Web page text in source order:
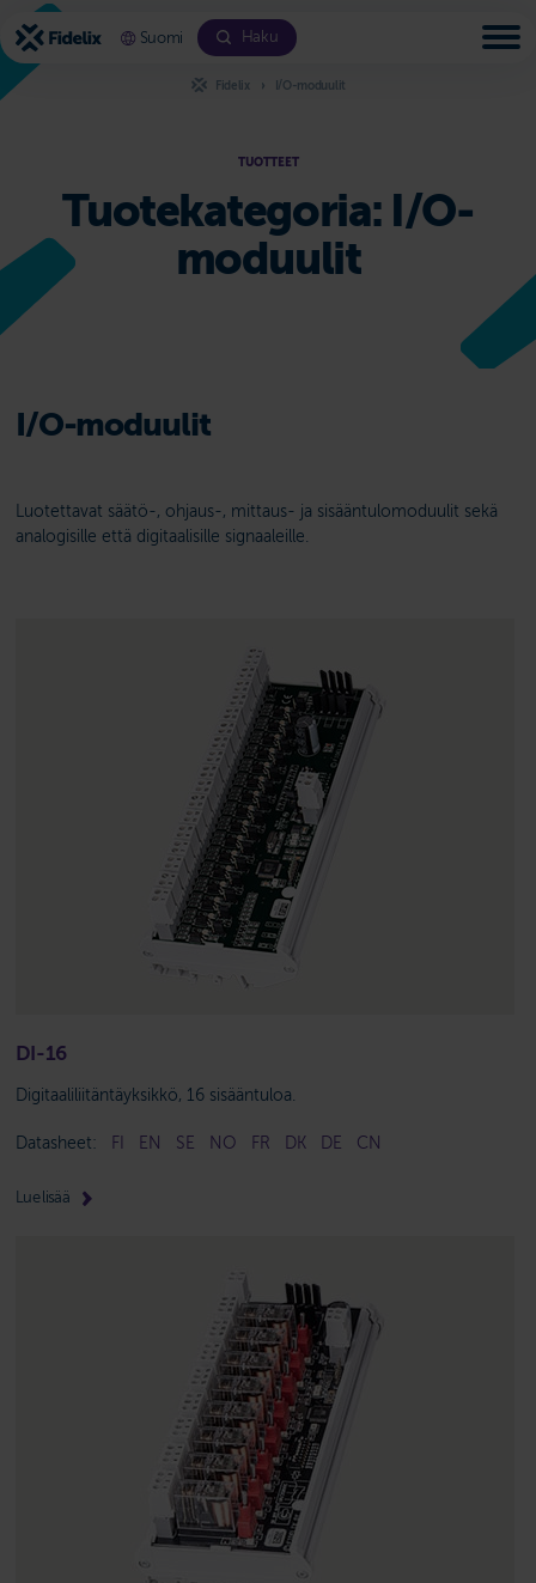
Siirry
sisältöön
Suomi Haku
Fidelix I/O-moduulit
TUOTTEET
Tuotekategoria: I/O-
moduulit
I/O-moduulit
Luotettavat säätö-, ohjaus-, mittaus- ja sisääntulomoduulit sekä
analogisille että digitaalisille signaaleille.
DI-16
Digitaaliliitäntäyksikkö, 16 sisääntuloa.
Datasheet: FI EN SE NO FR DK DE CN
Lue lisää